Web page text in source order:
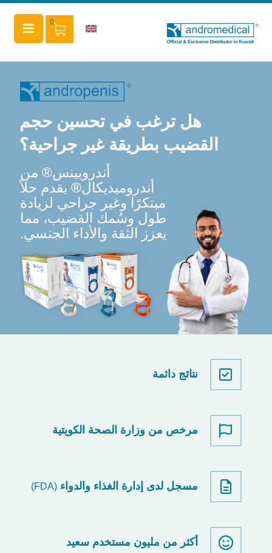
0
هل ترغب في تحسين حجم
القضيب بطريقة غير جراحية؟
أندروبينس® من
أندروميديكال® يقدم حلاً
مبتكرًا وغير جراحي لزيادة
طول وسُمك القضيب، مما
يعزز الثقة والأداء الجنسي.
نتائج دائمة
مرخص من وزارة الصحة الكويتية
مسجل لدى إدارة الغذاء والدواء(FDA)
أكثر من مليون مستخدم سعيد